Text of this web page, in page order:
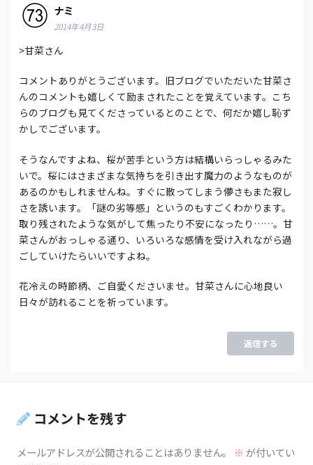
ナミ
2014年4月3日
>甘菜さん
コメントありがとうございます。旧ブログでいただいた甘菜さ
んのコメントも嬉しくて励まされたことを覚えています。こち
らのブログも見てくださっているとのことで、何だか嬉し恥ず
かしでございます。
そうなんですよね、桜が苦手という方は結構いらっしゃるみた
いで。桜にはさまざまな気持ちを引き出す魔力のようなものが
あるのかもしれませんね。すぐに散ってしまう儚さもまた寂し
さを誘います。「謎の劣等感」というのもすごくわかります。
取り残されたような気がして焦ったり不安になったり……。甘
菜さんがおっしゃる通り、いろいろな感情を受け入れながら過
ごしていけたらいいですよね。
花冷えの時節柄、ご自愛くださいませ。甘菜さんに心地良い
日々が訪れることを祈っています。
返信する
コメントを残す
メールアドレスが公開されることはありません。 ※が付いてい